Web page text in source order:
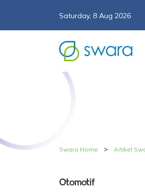
Saturday, 8 Aug 2026
Swara Home > Artikel
Otomotif